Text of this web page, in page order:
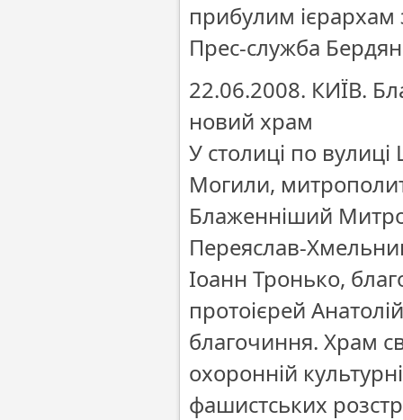
прибулим ієрархам
Прес-служба
22.06.2008. КИЇВ.
новий храм
У столиці по
Могили,
Блаженніший
Переяслав-
Іоанн Тронько,
протоієрей
благочиння. Храм
охоронній
фашистських